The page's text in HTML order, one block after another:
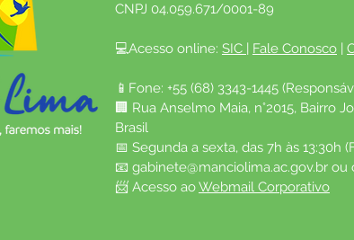
CNPJ 04.059.671/0001-89
💻Acesso online: SIC | Fale Conosco |
📱Fone: +55 (68) 3343-1445
🏢 Rua Anselmo Maia, n°2015, Bairro
Brasil
📅 Segunda a sexta, das 7h às 13:30h
📧 gabinete@manciolima.ac.gov.br ou
📨 Acesso ao Webmail Corporativo